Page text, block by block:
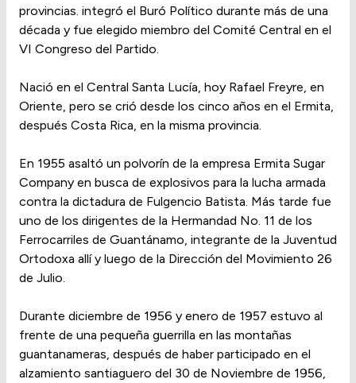
provincias. integró el Buró Político durante más de una
década y fue elegido miembro del Comité Central en el
VI Congreso del Partido.
Nació en el Central Santa Lucía, hoy Rafael Freyre, en
Oriente, pero se crió desde los cinco años en el Ermita,
después Costa Rica, en la misma provincia.
En 1955 asaltó un polvorín de la empresa Ermita Sugar
Company en busca de explosivos para la lucha armada
contra la dictadura de Fulgencio Batista. Más tarde fue
uno de los dirigentes de la Hermandad No. 11 de los
Ferrocarriles de Guantánamo, integrante de la Juventud
Ortodoxa allí y luego de la Dirección del Movimiento 26
de Julio.
Durante diciembre de 1956 y enero de 1957 estuvo al
frente de una pequeña guerrilla en las montañas
guantanameras, después de haber participado en el
alzamiento santiaguero del 30 de Noviembre de 1956,